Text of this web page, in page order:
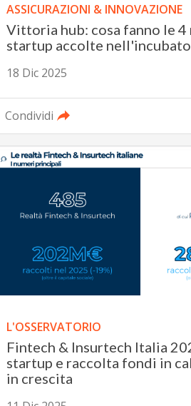
ASSICURAZIONI & INNOVAZIONE
Vittoria hub: cosa fanno le 4
startup accolte
18 Dic 2025
Condividi
L'OSSERVATORIO
Fintech & Insurtech Italia
startup e raccolta fondi in
in crescita